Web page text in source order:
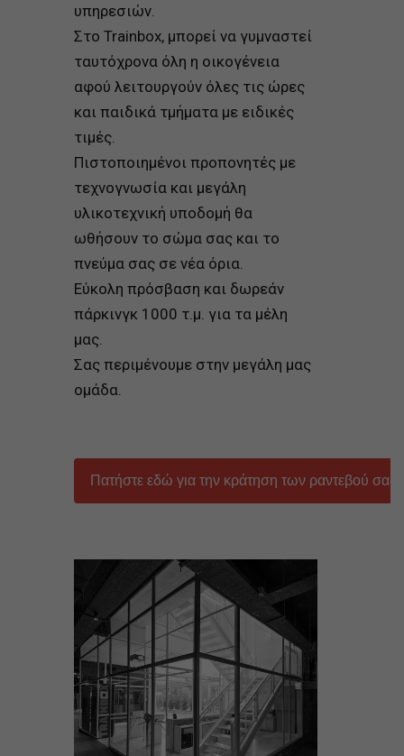
υπηρεσιών.
Στο Trainbox, μπορεί να γυμναστεί
ταυτόχρονα όλη η οικογένεια
αφού λειτουργούν όλες τις ώρες
και παιδικά τμήματα με ειδικές
τιμές.
Πιστοποιημένοι προπονητές με
τεχνογνωσία και μεγάλη
υλικοτεχνική υποδομή θα
ωθήσουν το σώμα σας και το
πνεύμα σας σε νέα όρια.
Εύκολη πρόσβαση και δωρεάν
πάρκινγκ 1000 τ.μ. για τα μέλη
μας.
Σας περιμένουμε στην μεγάλη μας
ομάδα.
Πατήστε εδώ για την κράτηση των ραντεβού σας